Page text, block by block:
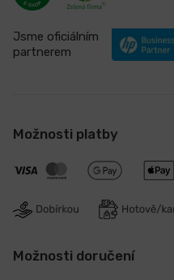
Jsme oficiálním
partnerem
Možnosti platby
Možnosti doručení